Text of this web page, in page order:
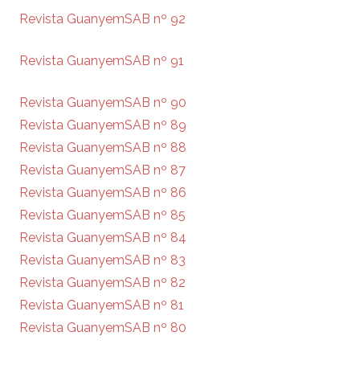
Revista GuanyemSAB nº 92
Revista GuanyemSAB nº 91
Revista GuanyemSAB nº 90
Revista GuanyemSAB nº 89
Revista GuanyemSAB nº 88
Revista GuanyemSAB nº 87
Revista GuanyemSAB nº 86
Revista GuanyemSAB nº 85
Revista GuanyemSAB nº 84
Revista GuanyemSAB nº 83
Revista GuanyemSAB nº 82
Revista GuanyemSAB nº 81
Revista GuanyemSAB nº 80